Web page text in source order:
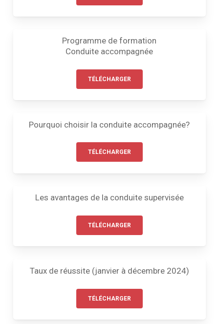
Programme de formation
Conduite accompagnée
TÉLÉCHARGER
Pourquoi choisir la conduite accompagnée?
TÉLÉCHARGER
Les avantages de la conduite supervisée
TÉLÉCHARGER
Taux de réussite (janvier à décembre 2024)
TÉLÉCHARGER